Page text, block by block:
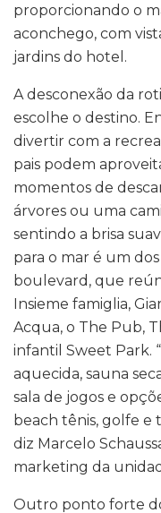
proporcionando o
aconchego, com
jardins do hotel.
A desconexão da
escolhe o destino.
divertir com a
pais podem
momentos de
árvores ou uma
sentindo a brisa
para o mar é um
boulevard, que
Insieme famiglia,
Acqua, o The Pub,
infantil Sweet Park.
aquecida, sauna
sala de jogos e
beach tênis, golfe e
diz Marcelo
marketing da
Outro ponto forte